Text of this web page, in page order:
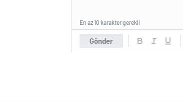
Gönder
En az 10 karakter gerekli